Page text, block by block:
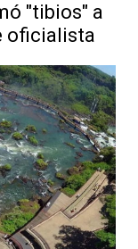
"tibios" a
oficialista